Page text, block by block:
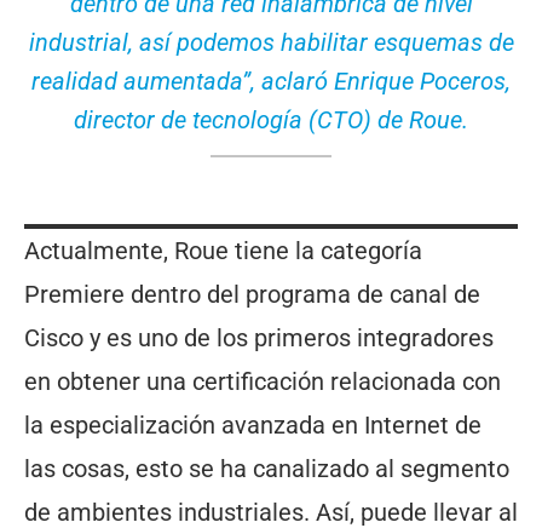
industrial, así podemos habilitar esquemas de
realidad aumentada”, aclaró Enrique Poceros,
director de tecnología (CTO) de Roue.
Actualmente, Roue tiene la categoría
Premiere dentro del programa de canal de
Cisco y es uno de los primeros integradores
en obtener una certificación relacionada con
la especialización avanzada en Internet de
las cosas, esto se ha canalizado al segmento
de ambientes industriales. Así, puede llevar al